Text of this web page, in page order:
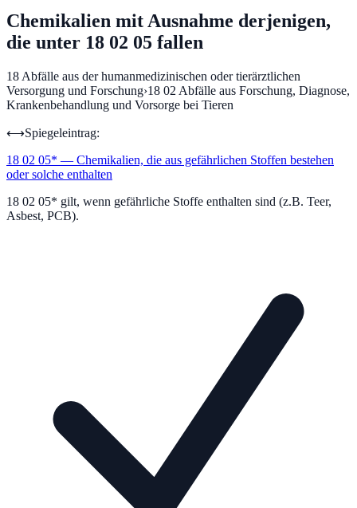
Chemikalien mit Ausnahme derjenigen,
die unter 18 02 05 fallen
18 Abfälle aus der humanmedizinischen oder tierärztlichen
Versorgung und Forschung›18 02 Abfälle aus Forschung, Diagnose,
Krankenbehandlung und Vorsorge bei Tieren
⟷Spiegeleintrag:
18 02 05* — Chemikalien, die aus gefährlichen Stoffen bestehen
oder solche enthalten
18 02 05* gilt, wenn gefährliche Stoffe enthalten sind (z.B. Teer,
Asbest, PCB).